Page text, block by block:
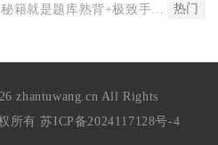
忘仙答题想要稳拿第一，核心秘籍就是题库熟背+极致手速+网络低... 热门
zhantuwang.cn All Rights
所有苏ICP备2024117128号-4